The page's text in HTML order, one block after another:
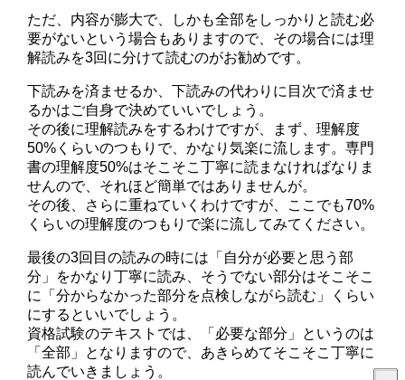
ただ、内容が膨大で、しかも全部をしっかりと読む必
要がないという場合もありますので、その場合には理
解読みを3回に分けて読むのがお勧めです。
下読みを済ませるか、下読みの代わりに目次で済ませ
るかはご自身で決めていいでしょう。
その後に理解読みをするわけですが、まず、理解度
50%くらいのつもりで、かなり気楽に流します。専門
書の理解度50%はそこそこ丁寧に読まなければなりま
せんので、それほど簡単ではありませんが。
その後、さらに重ねていくわけですが、ここでも70%
くらいの理解度のつもりで楽に流してみてください。
最後の3回目の読みの時には「自分が必要と思う部
分」をかなり丁寧に読み、そうでない部分はそこそこ
に「分からなかった部分を点検しながら読む」くらい
にするといいでしょう。
資格試験のテキストでは、「必要な部分」というのは
「全部」となりますので、あきらめてそこそこ丁寧に
読んでいきましょう。